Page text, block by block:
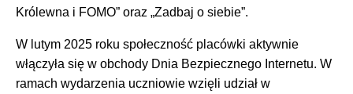
Królewna i FOMO” oraz „Zadbaj o siebie”.
W lutym 2025 roku społeczność placówki aktywnie
włączyła się w obchody Dnia Bezpiecznego Internetu. W
ramach wydarzenia uczniowie wzięli udział w